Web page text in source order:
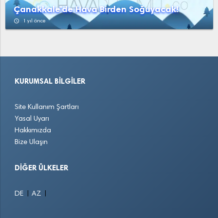
YukarıAğzıaçık Yunak
Çanakkale'de Hava Birden Soğuyacak!
access_time 1 yıl önce
KURUMSAL BILGILER
Site Kullanım Şartları
Yasal Uyarı
Hakkımızda
Bize Ulaşın
DIĞER ÜLKELER
DE AZ